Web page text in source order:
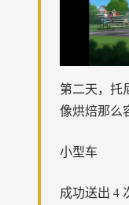
第二天，托
像烘焙那么
小型车
成功送出 4